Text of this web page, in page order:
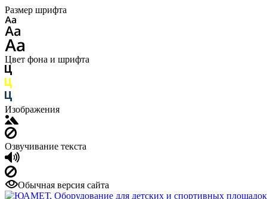
Размер шрифта
Цвет фона и шрифта
Изображения
Озвучивание текста
Обычная версия сайта